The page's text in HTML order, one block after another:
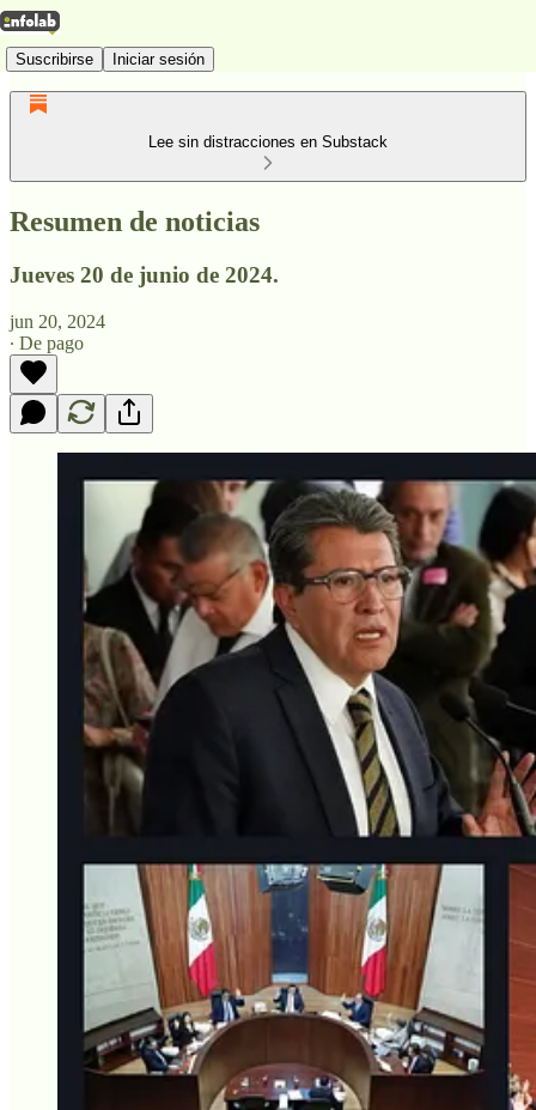
Suscribirse Iniciar sesión
Lee sin distracciones en Substack
Resumen de noticias
Jueves 20 de junio de 2024.
jun 20, 2024
∙ De pago